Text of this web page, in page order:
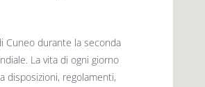
Cuneo durante la seconda
La vita di ogni giorno
disposizioni, regolamenti,